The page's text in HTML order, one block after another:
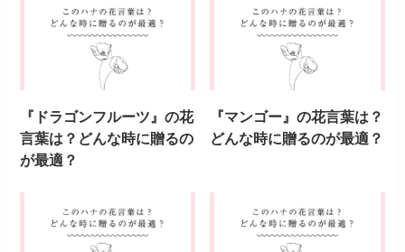
『ドラゴンフルーツ』の花
言葉は？どんな時に贈るの
が最適？
『マンゴー』の花言葉は？
どんな時に贈るのが最適？